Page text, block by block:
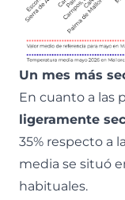
Un mes más
En cuanto a las
ligeramente
35% respecto a
media se situó
habituales.